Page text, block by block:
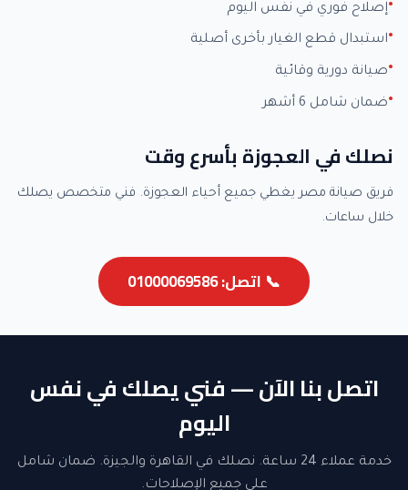
إصلاح فوري في نفس اليوم
استبدال قطع الغيار بأخرى أصلية
صيانة دورية وقائية
ضمان شامل 6 أشهر
نصلك في العجوزة بأسرع وقت
فريق صيانة مصر يغطي جميع أحياء العجوزة. فني متخصص يصلك
خلال ساعات.
📞 اتصل: 01000069586
اتصل بنا الآن — فني يصلك في نفس
اليوم
خدمة عملاء 24 ساعة. نصلك في القاهرة والجيزة. ضمان شامل
على جميع الإصلاحات.